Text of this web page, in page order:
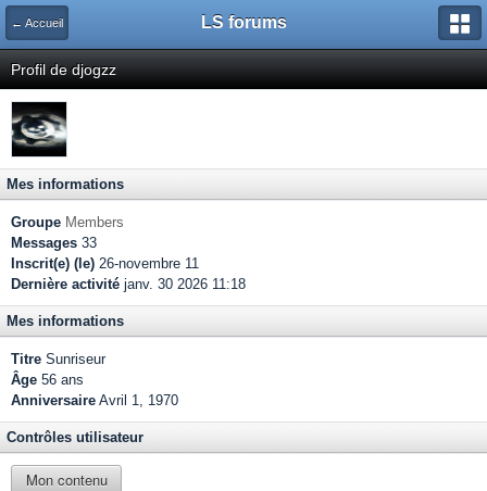
← Accueil LS forums
Profil de djogzz
Mes informations
Groupe Members
Messages 33
Inscrit(e) (le) 26-novembre 11
Dernière activité janv. 30 2026 11:18
Mes informations
Titre Sunriseur
Âge 56 ans
Anniversaire Avril 1, 1970
Contrôles utilisateur
Mon contenu